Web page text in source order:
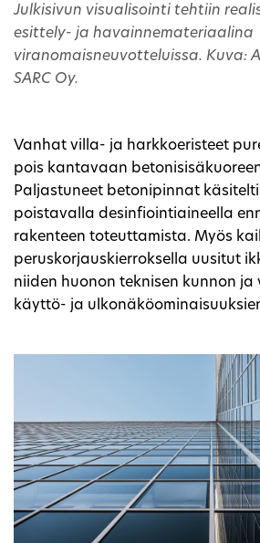
Julkisivun visualisointi tehtiin
esittely- ja havainnemateriaalina
viranomaisneuvotteluissa. Kuva:
SARC Oy.
Vanhat villa- ja harkkoeristeet
pois kantavaan
Paljastuneet betonipinnat
poistavalla desinfiointiaineella
rakenteen toteuttamista. Myös
peruskorjauskierroksella uusitut
niiden huonon teknisen kunnon
käyttö- ja